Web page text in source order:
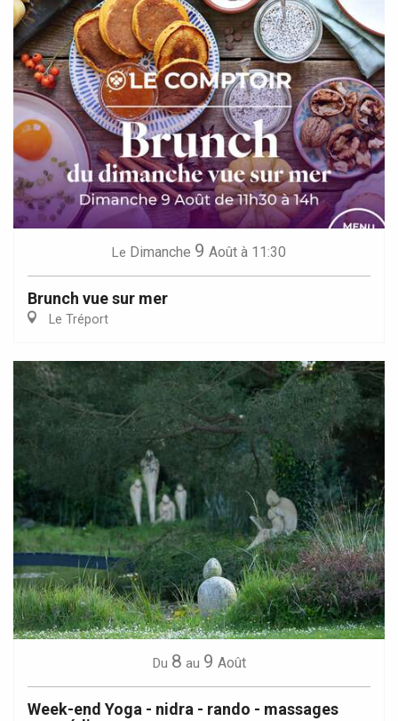
Le Dimanche 9 Août à 11:30
Brunch vue sur mer
Le Tréport
Du 8 au 9 Août
Week-end Yoga - nidra - rando - massages